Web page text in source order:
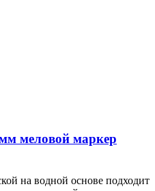
меловой маркер
на водной основе подходит